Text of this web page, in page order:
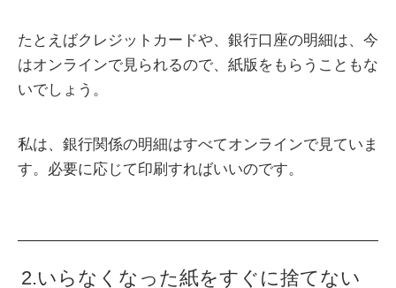
たとえばクレジットカードや、銀行口座の明細は、今
はオンラインで見られるので、紙版をもらうこともな
いでしょう。
私は、銀行関係の明細はすべてオンラインで見ていま
す。必要に応じて印刷すればいいのです。
2.いらなくなった紙をすぐに捨てない